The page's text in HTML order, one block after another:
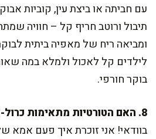
עם חביתה או ביצת עין, קוביות
תיבול ורוטב חריף קל – חוויה
ומביאה ריח של מאפיה ביתית
לילדים קל לאכול ולמלא במה
בוקר חורפי.
8. האם הטורטיות מתאימות כרול-אפ במילוי מתוק?
בוודאי! אני זוכרת איך פעם אמא